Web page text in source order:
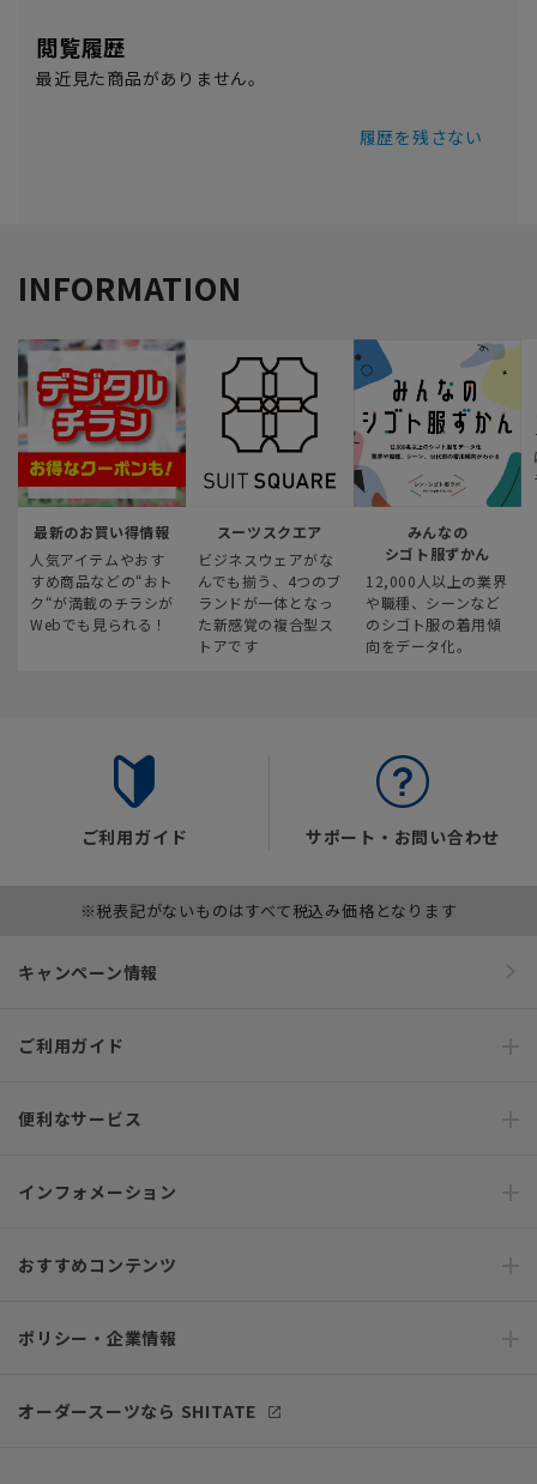
閲覧履歴
最近見た商品がありません。
履歴を残さない
INFORMATION
最新のお買い得情報
人気アイテムやおす
すめ商品などの“おト
ク“が満載のチラシが
Webでも見られる！
スーツスクエア
ビジネスウェアがな
んでも揃う、4つのブ
ランドが一体となっ
た新感覚の複合型ス
トアです
みんなの
シゴト服ずかん
12,000人以上の業界
や職種、シーンなど
のシゴト服の着用傾
向をデータ化。
ご利用ガイド サポート・お問い合わせ
※税表記がないものはすべて税込み価格となります
キャンペーン情報
ご利用ガイド
便利なサービス
インフォメーション
おすすめコンテンツ
ポリシー・企業情報
オーダースーツなら SHITATE